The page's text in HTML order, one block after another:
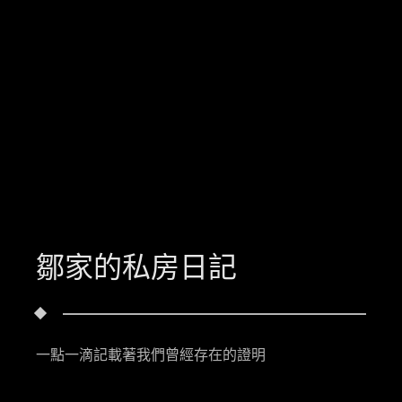
鄒家的私房日記
一點一滴記載著我們曾經存在的證明